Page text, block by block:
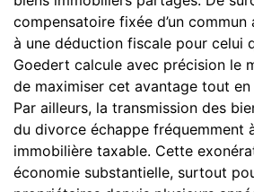
compensatoire fixée d’un
à une déduction fiscale pour celui
Goedert calcule avec précision le
de maximiser cet avantage tout en
Par ailleurs, la transmission des
du divorce échappe fréquemment
immobilière taxable. Cette
économie substantielle, surtout